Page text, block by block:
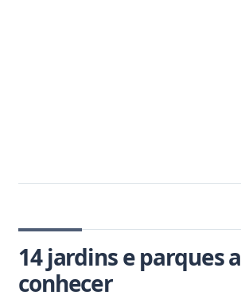
14 jardins e parques a
conhecer